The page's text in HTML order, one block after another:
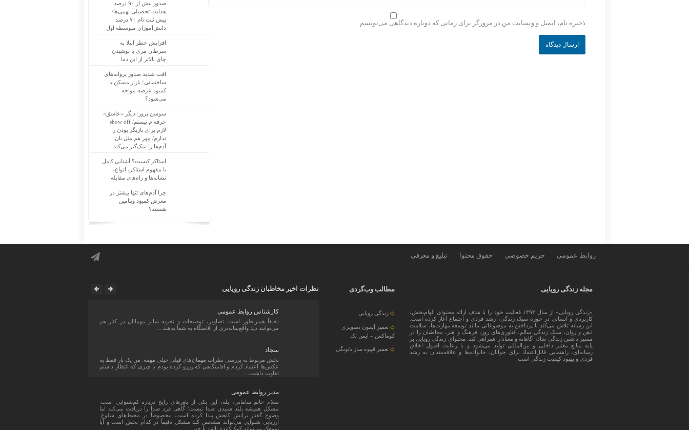
ذخیره نام، ایمیل و وبسایت من در مرورگر برای زمانی که دوباره دیدگاهی می‌نویسم.
صدور بیش از ۹۰ درصد
هدایت تحصیلی نهمی‌ها/
پیش ثبت نام ۷۰ درصد
دانش‌آموزان متوسطه اول
افزایش خطر ابتلا به
سرطان مری با نوشیدن
چای بالاتر از این دما
افت شدید صدور پروانه‌های
ساختمانی؛ بازار مسکن با
کمبود عرضه مواجه
می‌شود؟
سوسن پرور: دیگر «عاشق»
حرفه‌ام نیستم/ show off
لازم برای بازیگر بودن را
ندارم/ مِهر هم مثل نان
آدم‌ها را نمک‌گیر می‌کند
استاکر کیست؟ آشنایی کامل
با مفهوم استاکر، انواع،
نشانه‌ها و راه‌های مقابله
چرا آدم‌های تنها بیشتر در
معرض کمبود ویتامین
هستند؟
روابط عمومی حریم خصوصی حقوق محتوا تبلیغ و معرفی
مجله زندگی رویایی
«زندگی رویایی» از سال ۱۳۹۳ فعالیت خود را با هدف ارائه محتوای الهام‌بخش،
کاربردی و انسانی در حوزه سبک زندگی، رشد فردی و اجتماع آغاز کرده است.
این رسانه تلاش می‌کند با پرداختن به موضوعاتی مانند توسعه مهارت‌ها، سلامت
ذهن و روان، سبک زندگی سالم، فناوری‌های روز، فرهنگ و هنر، مخاطبان را در
مسیر داشتن زندگی شاد، آگاهانه و معنادار همراهی کند. محتوای زندگی رویایی بر
پایه منابع معتبر داخلی و بین‌المللی تولید می‌شود و با رعایت اصول اخلاق
رسانه‌ای، راهنمایی قابل‌اعتماد برای جوانان، خانواده‌ها و علاقه‌مندان به رشد
فردی و بهبود کیفیت زندگی است.
مطالب وب‌گردی
زندگی رویایی
تعمیر آیفون تصویری
کوماکس – ایمن تک
تعمیر قهوه ساز دلونگی
نظرات اخیر مخاطبان زندگی رویایی
کارشناس روابط عمومی
دقیقاً همین‌طور است. تصاویر، توضیحات و تجربه سایر مهمانان در کنار هم
می‌توانند دید واقع‌بینانه‌تری از اقامتگاه به شما بدهند....
سجاد
بخش مربوط به بررسی نظرات مهمان‌های قبلی خیلی مهمه. من یک بار فقط به
عکس‌ها اعتماد کردم و اقامتگاهی که رزرو کرده بودم با چیزی که انتظار داشتم
تفاوت داشت....
مدیر روابط عمومی
سلام خانم سامانی، بله، این یکی از باورهای رایج درباره کم‌شنوایی است.
مشکل همیشه بلند شنیدن صدا نیست؛ گاهی فرد صدا را دریافت می‌کند اما
وضوح گفتار برایش کاهش پیدا کرده است، مخصوصاً در محیط‌های شلوغ.
ارزیابی شنوایی می‌تواند مشخص کند مشکل دقیقاً در کدام بخش است و آیا
سمعک می‌تواند کمک‌کننده باشد یا خیر...